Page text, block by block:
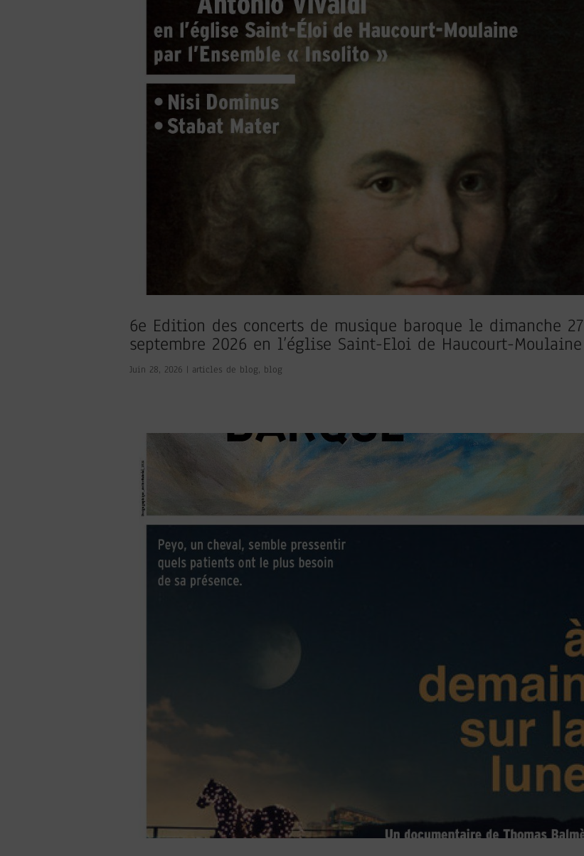
6e Edition des concerts de musique baroque le dimanche 27
septembre 2026 en l’église Saint-Eloi de Haucourt-Moulaine
Juin 28, 2026 | articles de blog, blog